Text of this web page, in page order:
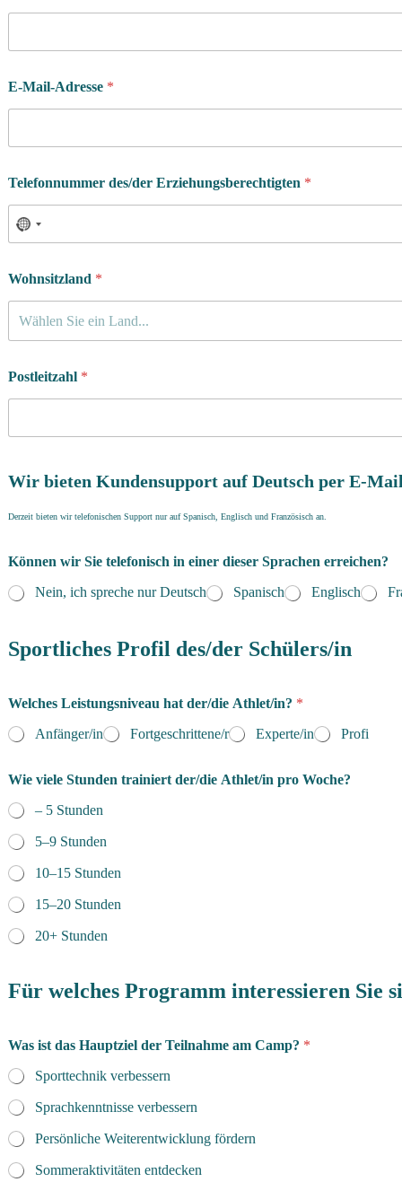
E-Mail-Adresse *
Telefonnummer des/der Erziehungsberechtigten *
Wohnsitzland *
Wählen Sie ein Land...
Postleitzahl *
Wir bieten Kundensupport auf Deutsch per E-
Derzeit bieten wir telefonischen Support nur auf Spanisch, Englisch und Französisch an.
Können wir Sie telefonisch in einer dieser Sprachen erreichen?
Nein, ich spreche nur Deutsch
Spanisch Englisch
Sportliches Profil des/der Schülers/in
Welches Leistungsniveau hat der/die Athlet/in? *
Anfänger/in
Fortgeschrittene/r Experte/in Profi
Wie viele Stunden trainiert der/die Athlet/in pro Woche?
– 5 Stunden
5–9 Stunden
10–15 Stunden
15–20 Stunden
20+ Stunden
Für welches Programm interessieren Sie
Was ist das Hauptziel der Teilnahme am Camp? *
Sporttechnik verbessern
Sprachkenntnisse verbessern
Persönliche Weiterentwicklung fördern
Sommeraktivitäten entdecken